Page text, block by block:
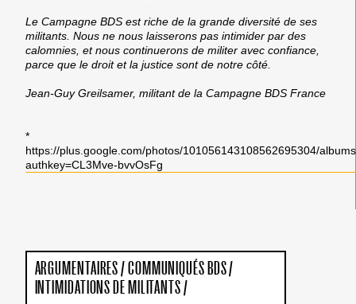
Le Campagne BDS est riche de la grande diversité de ses
militants. Nous ne nous laisserons pas intimider par des
calomnies, et nous continuerons de militer avec confiance,
parce que le droit et la justice sont de notre côté.
Jean-Guy Greilsamer, militant de la Campagne BDS France
*
https://plus.google.com/photos/101056143108562695304/
authkey=CL3Mve-bvvOsFg
ARGUMENTAIRES/COMMUNIQUÉS BDS/
INTIMIDATIONS DE MILITANTS/